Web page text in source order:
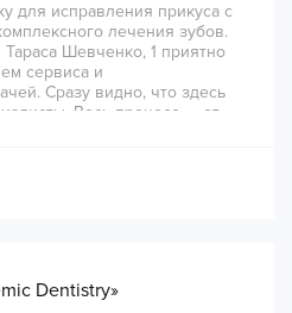
для исправления прикуса с
лечения зубов.
Шевченко, 1 приятно
сервиса и
Сразу видно, что здесь
Весь процесс — от
каналов прошло
Рекомендую всем, кто
Dentistry»